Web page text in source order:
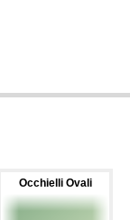
Occhielli Ovali